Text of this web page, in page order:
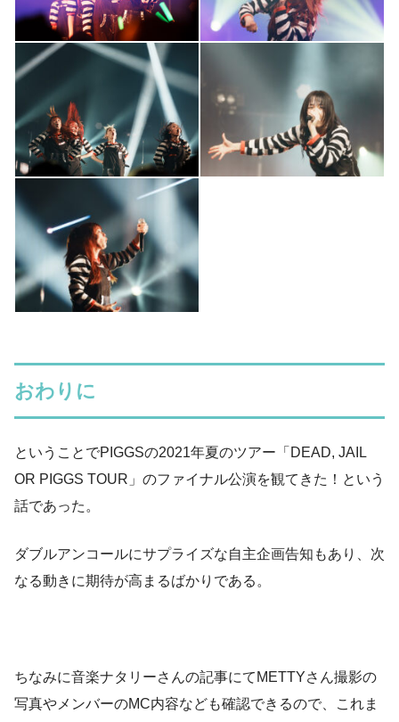
おわりに
ということでPIGGSの2021年夏のツアー「DEAD, JAIL
OR PIGGS TOUR」のファイナル公演を観てきた！という
話であった。
ダブルアンコールにサプライズな自主企画告知もあり、次
なる動きに期待が高まるばかりである。
ちなみに音楽ナタリーさんの記事にてMETTYさん撮影の
写真やメンバーのMC内容なども確認できるので、これま